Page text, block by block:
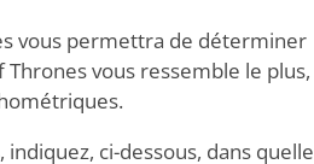
vous permettra de déterminer
vous ressemble le plus,
ci-dessous, dans quelle